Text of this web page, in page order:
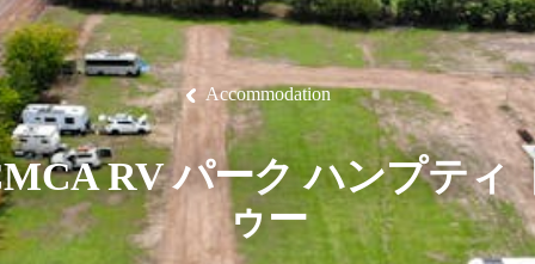
イ
ン
ナ
ビ
ゲ
ー
シ
最
も
人
気
が
グ
ズ
公
園
国
立
公
園
国
立
園
テ
ィ
ウ
ィ
島
ル
ク
立
公
園
マ
ー
ブ
ル
保
護
区
ク
ド
ネ
ル
国
立
公
園
体
験
ン
ト
テ
ィ
野
生
生
物
史
と
統
り
ア
リ
な
体
験
グ
&
グ
ラ
ピ
ン
グ
旅
の
コ
ツ
計
画
タ
ル
ァ
ー
Accommodation
RV パーク ハンプティ
ゥー